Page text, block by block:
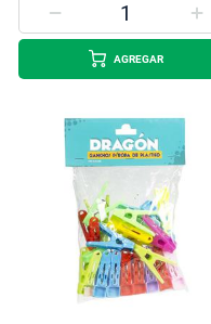
AGREGAR